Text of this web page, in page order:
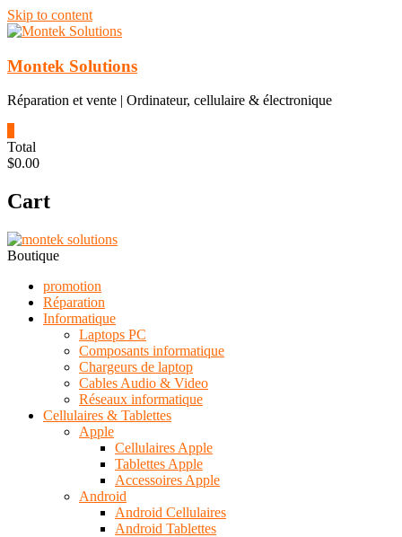
Skip to content
Montek Solutions
Réparation et vente | Ordinateur, cellulaire & électronique
Total
$0.00
Cart
Boutique
promotion
Réparation
Informatique
Laptops PC
Composants informatique
Chargeurs de laptop
Cables Audio & Video
Réseaux informatique
Cellulaires & Tablettes
Apple
Cellulaires Apple
Tablettes Apple
Accessoires Apple
Android
Android Cellulaires
Android Tablettes